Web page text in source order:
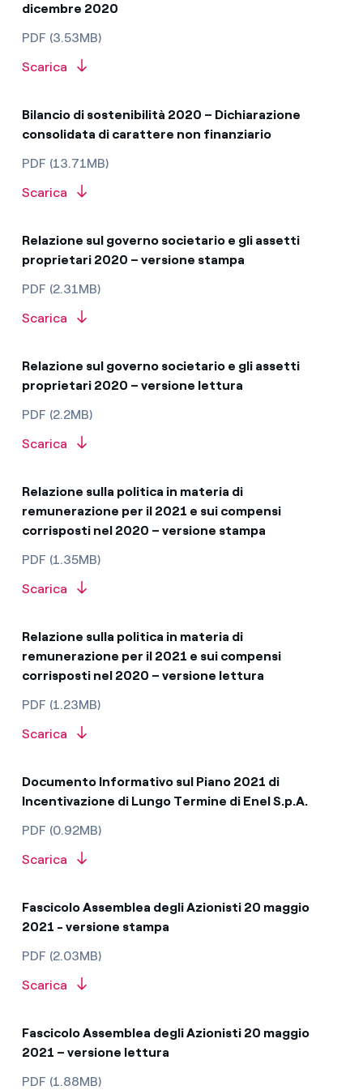
dicembre 2020
PDF (3.53MB)
Scarica
Bilancio di sostenibilità 2020 – Dichiarazione
consolidata di carattere non finanziario
PDF (13.71MB)
Scarica
Relazione sul governo societario e gli assetti
proprietari 2020 – versione stampa
PDF (2.31MB)
Scarica
Relazione sul governo societario e gli assetti
proprietari 2020 – versione lettura
PDF (2.2MB)
Scarica
Relazione sulla politica in materia di
remunerazione per il 2021 e sui compensi
corrisposti nel 2020 – versione stampa
PDF (1.35MB)
Scarica
Relazione sulla politica in materia di
remunerazione per il 2021 e sui compensi
corrisposti nel 2020 – versione lettura
PDF (1.23MB)
Scarica
Documento Informativo sul Piano 2021 di
Incentivazione di Lungo Termine di Enel S.p.A.
PDF (0.92MB)
Scarica
Fascicolo Assemblea degli Azionisti 20 maggio
2021 - versione stampa
PDF (2.03MB)
Scarica
Fascicolo Assemblea degli Azionisti 20 maggio
2021 – versione lettura
PDF (1.88MB)